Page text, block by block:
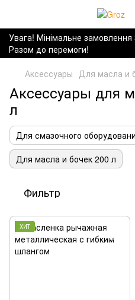
Увага! Мінімальне
Разом до перемоги!
Аксессуары Для масла и
Аксессуары для
л
Для смазочного
Для масла и бочек 200 л
Фильтр
ХИТ